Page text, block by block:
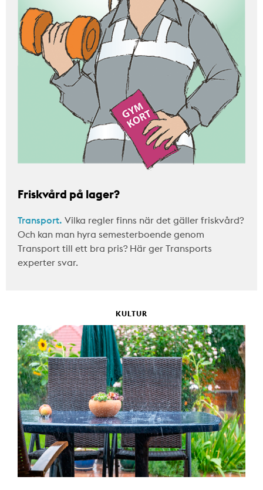
Friskvård på lager?
Transport. Vilka regler finns när det gäller friskvård?
Och kan man hyra semesterboende genom
Transport till ett bra pris? Här ger Transports
experter svar.
KULTUR